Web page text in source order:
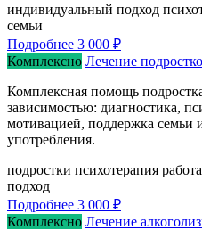
индивидуальный подход
семьи
Подробнее 3 000 ₽
Комплексно Лечение
Комплексная помощь
зависимостью: диагностика,
мотивацией, поддержка семьи
употребления.
подростки психотерапия
подход
Подробнее 3 000 ₽
Комплексно Лечение